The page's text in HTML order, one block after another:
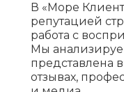
В «Море
репутацией
работа с
Мы
представлена
отзывах,